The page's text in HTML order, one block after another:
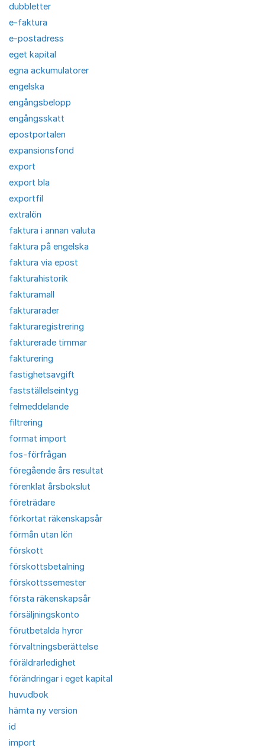
dubbletter
e-faktura
e-postadress
eget kapital
egna ackumulatorer
engelska
engångsbelopp
engångsskatt
epostportalen
expansionsfond
export
export bla
exportfil
extralön
faktura i annan valuta
faktura på engelska
faktura via epost
fakturahistorik
fakturamall
fakturarader
fakturaregistrering
fakturerade timmar
fakturering
fastighetsavgift
fastställelseintyg
felmeddelande
filtrering
format import
fos-förfrågan
föregående års resultat
förenklat årsbokslut
företrädare
förkortat räkenskapsår
förmån utan lön
förskott
förskottsbetalning
förskottssemester
första räkenskapsår
försäljningskonto
förutbetalda hyror
förvaltningsberättelse
föräldrarledighet
förändringar i eget kapital
huvudbok
hämta ny version
id
import